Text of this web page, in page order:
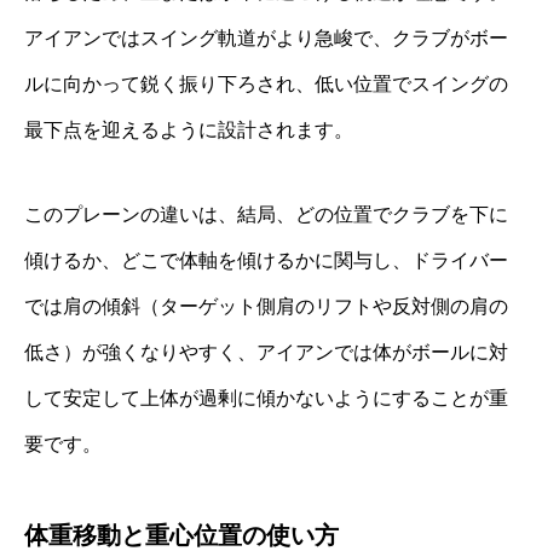
アイアンではスイング軌道がより急峻で、クラブがボー
ルに向かって鋭く振り下ろされ、低い位置でスイングの
最下点を迎えるように設計されます。
このプレーンの違いは、結局、どの位置でクラブを下に
傾けるか、どこで体軸を傾けるかに関与し、ドライバー
では肩の傾斜（ターゲット側肩のリフトや反対側の肩の
低さ）が強くなりやすく、アイアンでは体がボールに対
して安定して上体が過剰に傾かないようにすることが重
要です。
体重移動と重心位置の使い方